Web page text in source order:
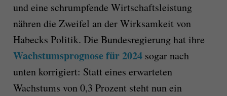
und eine schrumpfende Wirtschaftsleistung
nähren die Zweifel an der Wirksamkeit von
Habecks Politik. Die Bundesregierung hat ihre
Wachstumsprognose für 2024sogar nach
unten korrigiert: Statt eines erwarteten
Wachstums von 0,3 Prozent steht nun ein